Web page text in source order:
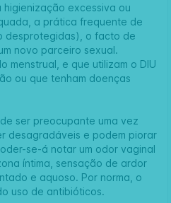
higienização excessiva ou
a prática frequente de
desprotegidas), o facto de
novo parceiro sexual.
menstrual, e que utilizam o DIU
ou que tenham doenças
ser preocupante uma vez
desagradáveis e podem piorar
se-á notar um odor vaginal
íntima, sensação de ardor
e aquoso. Por norma, o
uso de antibióticos.